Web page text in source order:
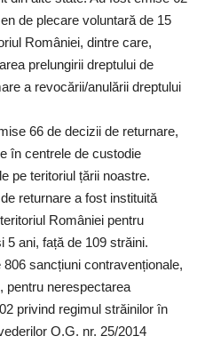
de plecare voluntară de 15
României, dintre care,
prelungirii dreptului de
a revocării/anulării dreptului
66 de decizii de returnare,
în centrele de custodie
pe teritoriul țării noastre.
returnare a fost instituită
României pentru
5 ani, față de 109 străini.
sancțiuni contravenționale,
pentru nerespectarea
privind regimul străinilor în
O.G. nr. 25/2014